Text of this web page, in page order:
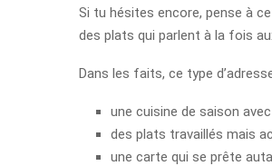
Si tu hésites encore, pense à
des plats qui parlent à la fois
Dans les faits, ce type
une cuisine de saison
des plats travaillés mais
une carte qui se prête